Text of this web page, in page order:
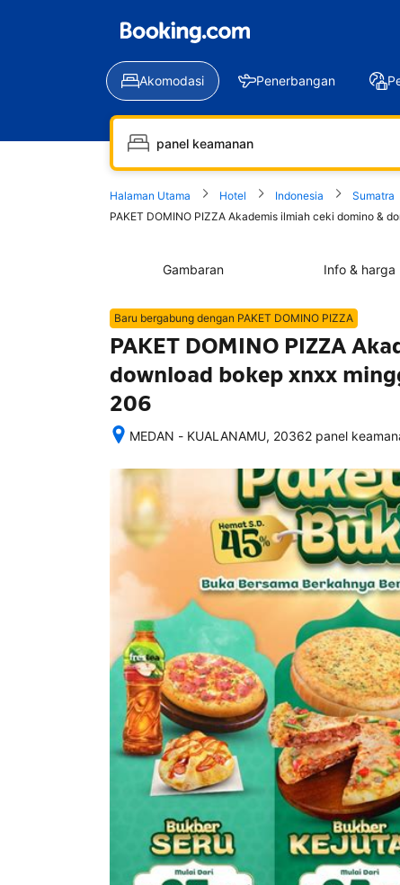
Akomodasi Penerbangan
Halaman Utama Hotel Indonesia Sumatra
PAKET DOMINO PIZZA Akademis ilmiah ceki domino &
Gambaran Info & harga
Baru bergabung dengan PAKET DOMINO PIZZA
PAKET DOMINO PIZZA
download bokep xnxx
206
MEDAN - KUALANAMU, 20362 panel
memesan,
semua
rincian
akomodasi
termasuk
telepon
alamat
akan
disertakan
dalam
konfirmasi
pemesanan
dan
akun
Anda.